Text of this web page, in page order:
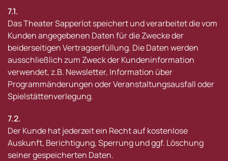
7.1.
Das Theater Sapperlot speichert und verarbeitet die vom
Kunden angegebenen Daten für die Zwecke der
beiderseitigen Vertragserfüllung. Die Daten werden
ausschließlich zum Zweck der Kundeninformation
verwendet, z.B. Newsletter, Information über
Programmänderungen oder Veranstaltungsausfall oder
Spielstättenverlegung.
7.2.
Der Kunde hat jederzeit ein Recht auf kostenlose
Auskunft, Berichtigung, Sperrung und ggf. Löschung
seiner gespeicherten Daten.